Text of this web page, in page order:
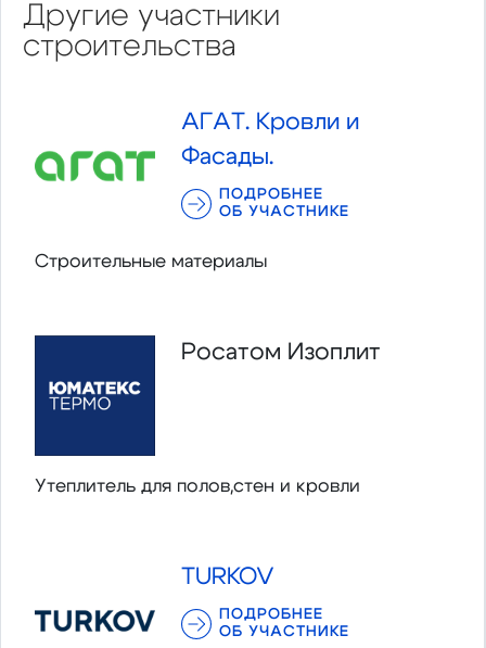
Другие участники
строительства
АГАТ. Кровли и
Фасады.
ПОДРОБНЕЕ
ОБ УЧАСТНИКЕ
Строительные материалы
Росатом Изоплит
Утеплитель для полов,стен и кровли
TURKOV
ПОДРОБНЕЕ
ОБ УЧАСТНИКЕ